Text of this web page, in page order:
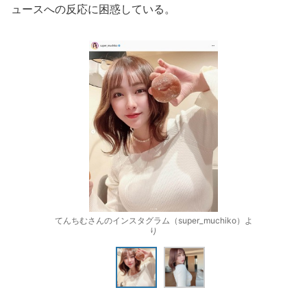
ュースへの反応に困惑している。
てんちむさんのインスタグラム（super_muchiko）よ
り